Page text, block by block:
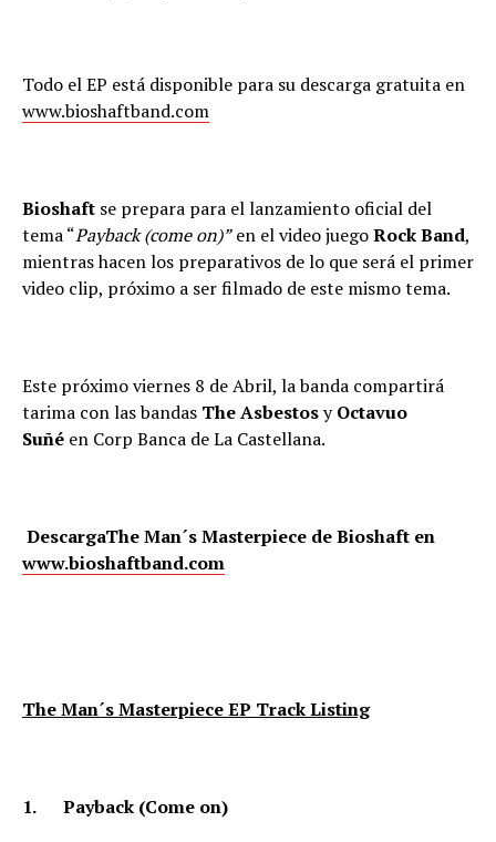
Todo el EP está disponible para su descarga gratuita en
www.bioshaftband.com
Bioshaft se prepara para el lanzamiento oficial del
tema “Payback (come on)”en el video juegoRock Band,
mientras hacen los preparativos de lo que será el primer
video clip, próximo a ser filmado de este mismo tema.
Este próximo viernes 8 de Abril, la banda compartirá
tarima con las bandas The AsbestosyOctavuo
Suñé en Corp Banca de La Castellana.
DescargaThe Man´s Masterpiece de Bioshaft en
www.bioshaftband.com
The Man´s Masterpiece EP Track Listing
1.
Payback (Come on)